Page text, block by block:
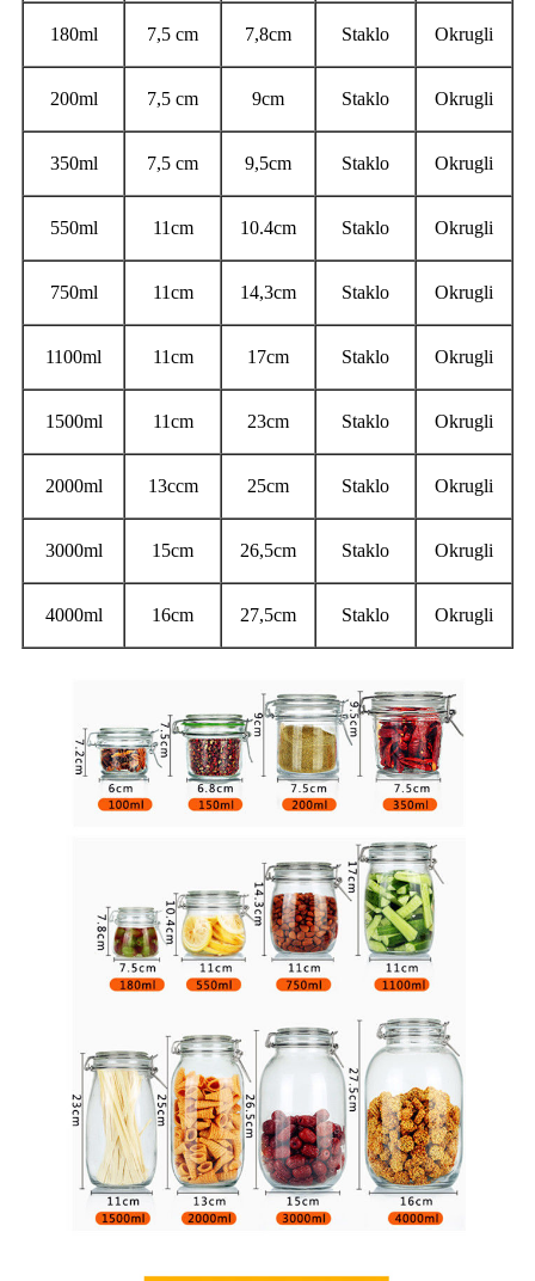
180ml 7,5 cm 7,8cm Staklo Okrugli
200ml 7,5 cm 9cm Staklo Okrugli
350ml 7,5 cm 9,5cm Staklo Okrugli
550ml 11cm 10.4cm Staklo Okrugli
750ml 11cm 14,3cm Staklo Okrugli
1100ml 11cm 17cm Staklo Okrugli
1500ml 11cm 23cm Staklo Okrugli
2000ml 13ccm 25cm Staklo Okrugli
3000ml 15cm 26,5cm Staklo Okrugli
4000ml 16cm 27,5cm Staklo Okrugli